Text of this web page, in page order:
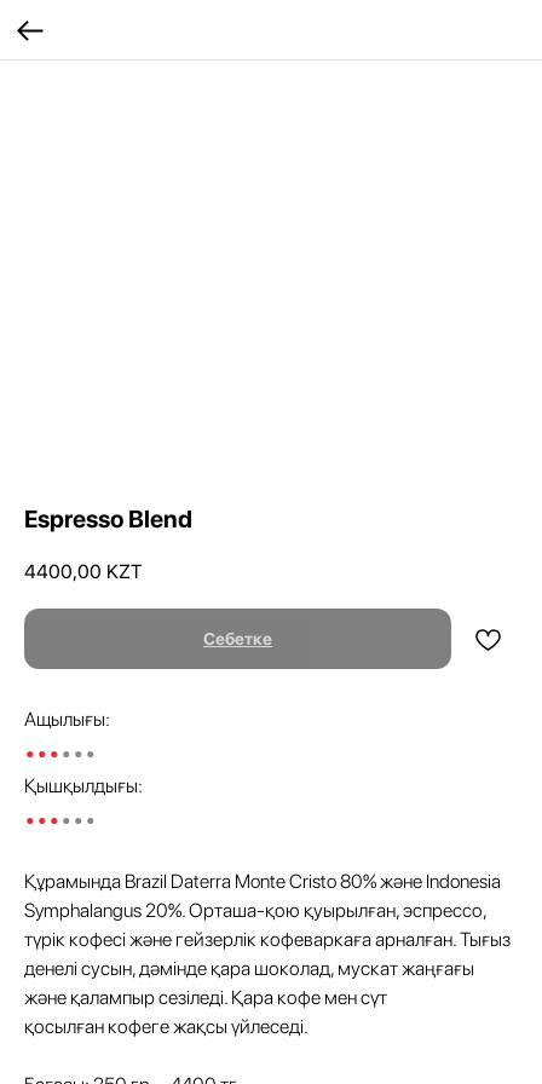
Espresso Blend
4400,00 KZT
Себетке
Ащылығы:
••••••
Қышқылдығы:
••••••
Құрамында Brazil Daterra Monte Cristo 80% және Indonesia
Symphalangus 20%. Орташа-қою қуырылған, эспрессо,
түрік кофесі және гейзерлік кофеваркаға арналған. Тығыз
денелі сусын, дәмінде қара шоколад, мускат жаңғағы
және қалампыр сезіледі. Қара кофе мен сүт
қосылған кофеге жақсы үйлеседі.